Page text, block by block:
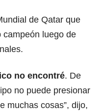
de Qatar que
campeón luego de
no encontré. De
no puede presionar
muchas cosas”, dijo,